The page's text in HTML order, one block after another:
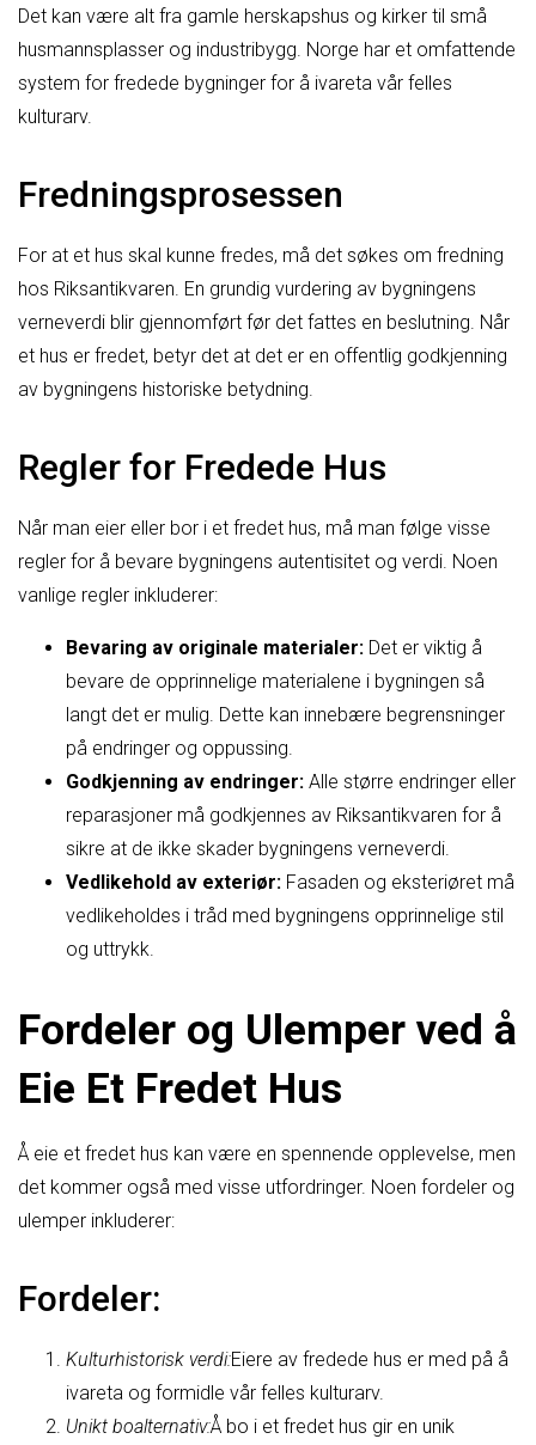
Det kan være alt fra gamle herskapshus og kirker til små
husmannsplasser og industribygg. Norge har et omfattende
system for fredede bygninger for å ivareta vår felles
kulturarv.
Fredningsprosessen
For at et hus skal kunne fredes, må det søkes om fredning
hos Riksantikvaren. En grundig vurdering av bygningens
verneverdi blir gjennomført før det fattes en beslutning. Når
et hus er fredet, betyr det at det er en offentlig godkjenning
av bygningens historiske betydning.
Regler for Fredede Hus
Når man eier eller bor i et fredet hus, må man følge visse
regler for å bevare bygningens autentisitet og verdi. Noen
vanlige regler inkluderer:
Bevaring av originale materialer: Det er viktig å
bevare de opprinnelige materialene i bygningen så
langt det er mulig. Dette kan innebære begrensninger
på endringer og oppussing.
Godkjenning av endringer: Alle større endringer eller
reparasjoner må godkjennes av Riksantikvaren for å
sikre at de ikke skader bygningens verneverdi.
Vedlikehold av exteriør: Fasaden og eksteriøret må
vedlikeholdes i tråd med bygningens opprinnelige stil
og uttrykk.
Fordeler og Ulemper ved å
Eie Et Fredet Hus
Å eie et fredet hus kan være en spennende opplevelse, men
det kommer også med visse utfordringer. Noen fordeler og
ulemper inkluderer:
Fordeler:
Kulturhistorisk verdi:Eiere av fredede hus er med på å
ivareta og formidle vår felles kulturarv.
Unikt boalternativ:Å bo i et fredet hus gir en unik